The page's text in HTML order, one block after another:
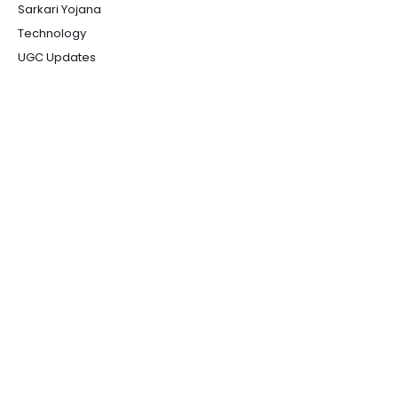
Sarkari Yojana
Technology
UGC Updates